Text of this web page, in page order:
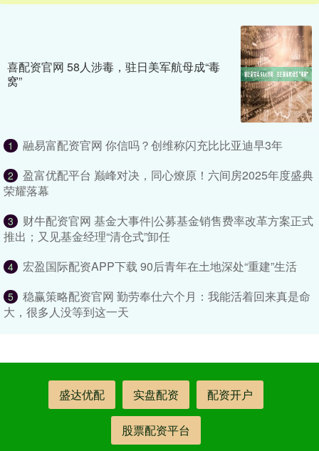
喜配资官网 58人涉毒，驻日美军航母成“毒
窝”
1 融易富配资官网 你信吗？创维称闪充比比亚迪早3年
2
盈富优配平台 巅峰对决，同心燎原！六间房2025年度盛典
荣耀落幕
3
财牛配资官网 基金大事件|公募基金销售费率改革方案正式
推出；又见基金经理“清仓式”卸任
4 宏盈国际配资APP下载 90后青年在土地深处“重建”生活
5
稳赢策略配资官网 勤劳奉仕六个月：我能活着回来真是命
大，很多人没等到这一天
盛达优配 实盘配资 配资开户
股票配资平台